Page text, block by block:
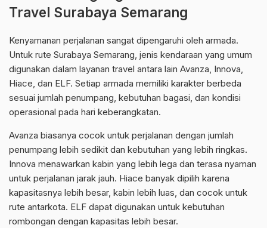
Travel Surabaya Semarang
Kenyamanan perjalanan sangat dipengaruhi oleh armada.
Untuk rute Surabaya Semarang, jenis kendaraan yang umum
digunakan dalam layanan travel antara lain Avanza, Innova,
Hiace, dan ELF. Setiap armada memiliki karakter berbeda
sesuai jumlah penumpang, kebutuhan bagasi, dan kondisi
operasional pada hari keberangkatan.
Avanza biasanya cocok untuk perjalanan dengan jumlah
penumpang lebih sedikit dan kebutuhan yang lebih ringkas.
Innova menawarkan kabin yang lebih lega dan terasa nyaman
untuk perjalanan jarak jauh. Hiace banyak dipilih karena
kapasitasnya lebih besar, kabin lebih luas, dan cocok untuk
rute antarkota. ELF dapat digunakan untuk kebutuhan
rombongan dengan kapasitas lebih besar.